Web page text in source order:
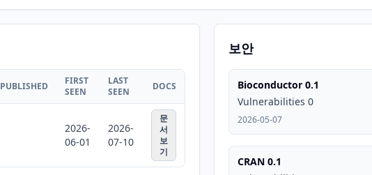
PUBLISHED
FIRST
SEEN
LAST
SEEN
DOCS
2026-
06-01
2026-
07-10
문
서
보
기
보안
Bioconductor 0.1
Vulnerabilities 0
2026-05-07
CRAN 0.1